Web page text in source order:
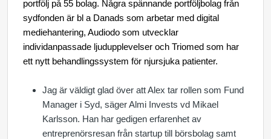
portfölj på 55 bolag. Några spännande portföljbolag från
sydfonden är bl a Danads som arbetar med digital
mediehantering, Audiodo som utvecklar
individanpassade ljudupplevelser och Triomed som har
ett nytt behandlingssystem för njursjuka patienter.
Jag är väldigt glad över att Alex tar rollen som Fund
Manager i Syd, säger Almi Invests vd Mikael
Karlsson. Han har gedigen erfarenhet av
entreprenörsresan från startup till börsbolag samt